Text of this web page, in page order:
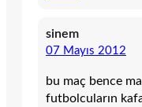
sinem
07 Mayıs 2012
bu maç bence
futbolcuların